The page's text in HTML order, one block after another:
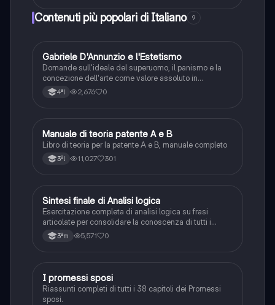
Contenuti più popolari di Italiano 9
GItaliano
Gabriele D'Annunzio e l'Estetismo
Domande sull'ideale del superuomo, il panismo e la
concezione dell'arte come valore assoluto in
D'Annunzio.
4ªl 2,676 0
Italiano
Manuale di teoria patente A e B
Libro di teoria per la patente A e B, manuale completo
3ªl 11,027 301
SItaliano
Sintesi finale di Analisi logica
Esercitazione completa di analisi logica su frasi
articolate per consolidare la conoscenza di tutti i
complementi.
3ªm 5,571 0
Italiano
I promessi sposi
Riassunti completi di tutti i 38 capitoli dei Promessi
sposi.